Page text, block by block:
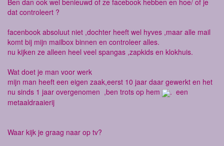
Ben dan ook wel benieuwd of ze facebook hebben en hoe/ of je
dat controleert ?
facenbook absoluut niet ,dochter heeft wel hyves ,maar alle mail
komt bij mijn mailbox binnen en controleer alles.
nu kijken ze alleen heel veel spangas ,zapkids en klokhuis.
Wat doet je man voor werk
mijn man heeft een eigen zaak,eerst 10 jaar daar gewerkt en het
nu sinds 1 jaar overgenomen ,ben trots op hem
. een
metaaldraaierij
Waar kijk je graag naar op tv?